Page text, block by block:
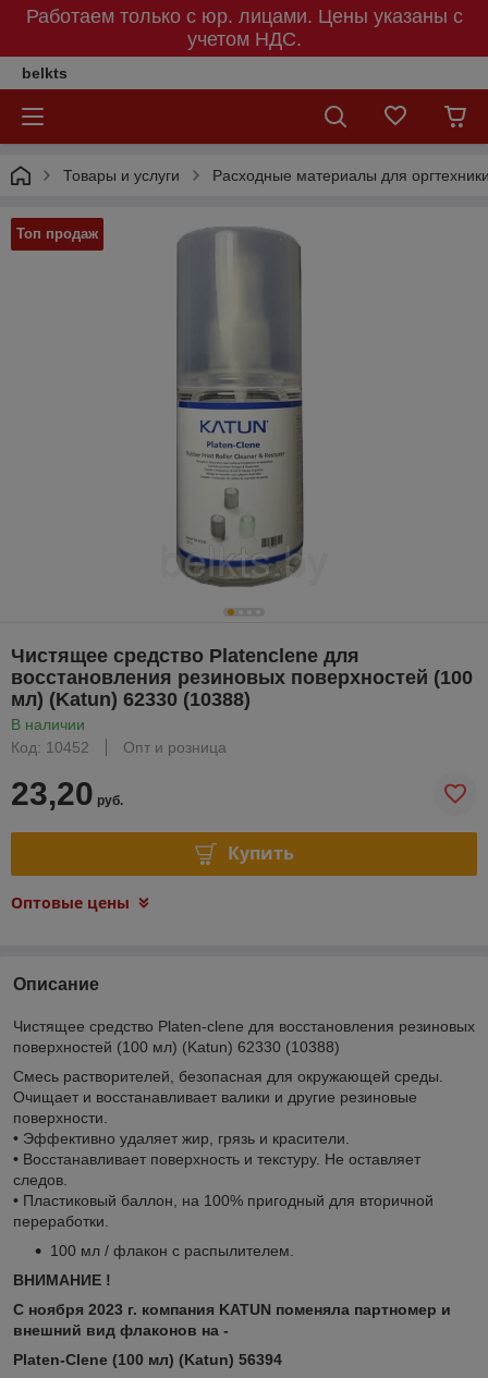
Работаем только с юр. лицами. Цены указаны c
учетом НДС.
belkts
Товары и услуги Расходные материалы для
Топ продаж
Чистящее средство Platenclene для
восстановления резиновых поверхностей (100
мл) (Katun) 62330 (10388)
В наличии
Код: 10452
Опт и розница
23,20 руб.
Купить
Оптовые цены
Описание
Чистящее средство Platen-clene для восстановления резиновых
поверхностей (100 мл) (Katun) 62330 (10388)
Смесь растворителей, безопасная для окружающей среды.
Очищает и восстанавливает валики и другие резиновые
поверхности.
• Эффективно удаляет жир, грязь и красители.
• Восстанавливает поверхность и текстуру. Не оставляет
следов.
• Пластиковый баллон, на 100% пригодный для вторичной
переработки.
100 мл / флакон с распылителем.
ВНИМАНИЕ !
С ноября 2023 г. компания KATUN поменяла партномер и
внешний вид флаконов на -
Platen-Clene (100 мл) (Katun) 56394